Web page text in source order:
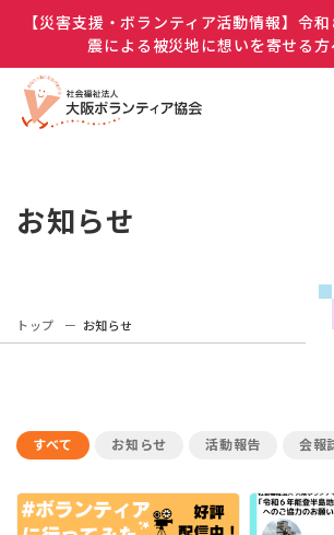
【災害支援・ボランティア活動情報】令
震による被災地に想いを寄せる方
お知らせ
トップ お知らせ
すべて お知らせ 活動報告 会報